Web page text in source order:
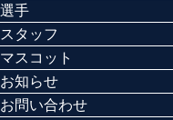
選手
スタッフ
マスコット
お知らせ
お問い合わせ